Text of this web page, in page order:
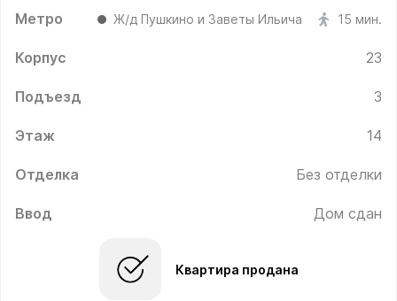
Метро Ж/д Пушкино и Заветы Ильича 15 мин.
Корпус 23
Подъезд 3
Этаж 14
Отделка Без отделки
Ввод Дом сдан
Квартира продана